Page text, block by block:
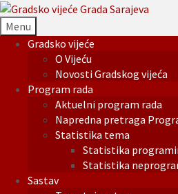
Menu
Gradsko vijeće
O Vijeću
Novosti Gradskog vijeća
Program rada
Aktuelni program rada
Napredna pretraga
Statistika tema
Statistika
Statistika
Sastav